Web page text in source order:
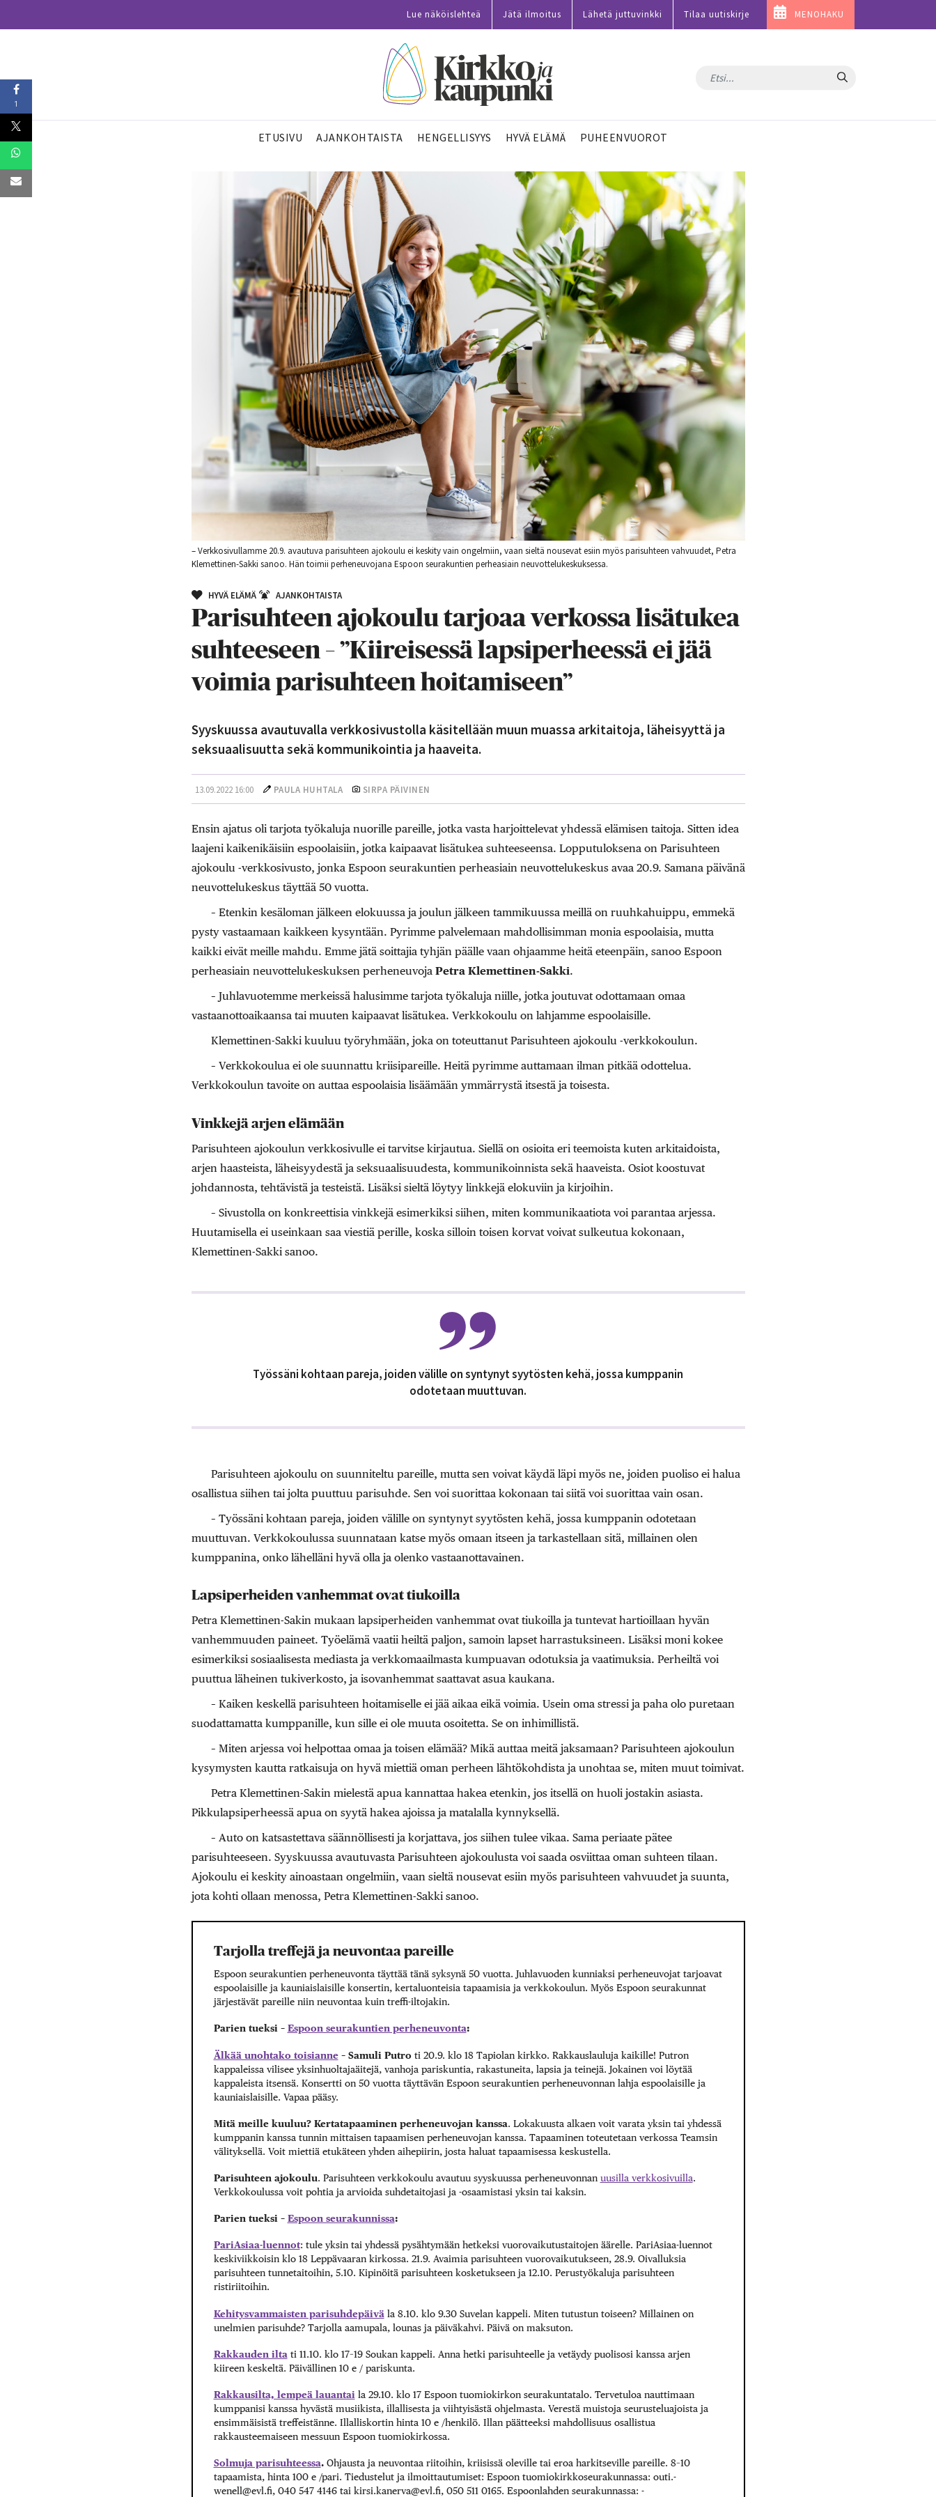
Lue näköislehteä Jätä ilmoitus Lähetä juttuvinkki Tilaa uutiskirje MENOHAKU
Hae
ETUSIVU AJANKOHTAISTA HENGELLISYYS HYVÄ ELÄMÄ PUHEENVUOROT
– Verkkosivullamme 20.9. avautuva parisuhteen ajokoulu ei keskity vain ongelmiin, vaan sieltä nousevat esiin myös parisuhteen vahvuudet, Petra
Klemettinen-Sakki sanoo. Hän toimii perheneuvojana Espoon seurakuntien perheasiain neuvottelukeskuksessa.
HYVÄ ELÄMÄ AJANKOHTAISTA
Pari­suhteen ajo­koulu tarjoaa verkossa lisätukea
suhteeseen – ”Kiireisessä lapsiperheessä ei jää
voimia parisuhteen hoitamiseen”
Syyskuussa avautuvalla verkkosivustolla käsitellään muun muassa arkitaitoja, läheisyyttä ja
seksuaalisuutta sekä kommunikointia ja haaveita.
13.09.2022 16:00 PAULA HUHTALA SIRPA PÄIVINEN
Ensin ajatus oli tarjota työkaluja nuorille pareille, jotka vasta harjoittelevat yhdessä elämisen taitoja. Sitten idea
laajeni kaikenikäisiin espoolaisiin, jotka kaipaavat lisätukea suhteeseensa. Lopputuloksena on Parisuhteen
ajokoulu -verkkosivusto, jonka Espoon seurakuntien perheasiain neuvottelukeskus avaa 20.9. Samana päivänä
neuvottelukeskus täyttää 50 vuotta.
– Etenkin kesäloman jälkeen elokuussa ja joulun jälkeen tammikuussa meillä on ruuhkahuippu, emmekä
pysty vastaamaan kaikkeen kysyntään. Pyrimme palvelemaan mahdollisimman monia espoolaisia, mutta
kaikki eivät meille mahdu. Emme jätä soittajia tyhjän päälle vaan ohjaamme heitä eteenpäin, sanoo Espoon
perheasiain neuvottelukeskuksen perheneuvoja Petra Klemettinen-Sakki.
– Juhlavuotemme merkeissä halusimme tarjota työkaluja niille, jotka joutuvat odottamaan omaa
vastaanottoaikaansa tai muuten kaipaavat lisätukea. Verkkokoulu on lahjamme espoolaisille.
Klemettinen-Sakki kuuluu työryhmään, joka on toteuttanut Parisuhteen ajokoulu -verkkokoulun.
– Verkkokoulua ei ole suunnattu kriisipareille. Heitä pyrimme auttamaan ilman pitkää odottelua.
Verkkokoulun tavoite on auttaa espoolaisia lisäämään ymmärrystä itsestä ja toisesta.
Vinkkejä arjen elämään
Parisuhteen ajokoulun verkkosivulle ei tarvitse kirjautua. Siellä on osioita eri teemoista kuten arkitaidoista,
arjen haasteista, läheisyydestä ja seksuaalisuudesta, kommunikoinnista sekä haaveista. Osiot koostuvat
johdannosta, tehtävistä ja testeistä. Lisäksi sieltä löytyy linkkejä elokuviin ja kirjoihin.
– Sivustolla on konkreettisia vinkkejä esimerkiksi siihen, miten kommunikaatiota voi parantaa arjessa.
Huutamisella ei useinkaan saa viestiä perille, koska silloin toisen korvat voivat sulkeutua kokonaan,
Klemettinen-Sakki sanoo.
Työssäni kohtaan pareja, joiden välille on syntynyt syytösten kehä, jossa kumppanin
odotetaan muuttuvan.
Parisuhteen ajokoulu on suunniteltu pareille, mutta sen voivat käydä läpi myös ne, joiden puoliso ei halua
osallistua siihen tai jolta puuttuu parisuhde. Sen voi suorittaa kokonaan tai siitä voi suorittaa vain osan.
– Työssäni kohtaan pareja, joiden välille on syntynyt syytösten kehä, jossa kumppanin odotetaan
muuttuvan. Verkkokoulussa suunnataan katse myös omaan itseen ja tarkastellaan sitä, millainen olen
kumppanina, onko lähelläni hyvä olla ja olenko vastaanottavainen.
Lapsiperheiden vanhemmat ovat tiukoilla
Petra Klemettinen-Sakin mukaan lapsiperheiden vanhemmat ovat tiukoilla ja tuntevat hartioillaan hyvän
vanhemmuuden paineet. Työelämä vaatii heiltä paljon, samoin lapset harrastuksineen. Lisäksi moni kokee
esimerkiksi sosiaalisesta mediasta ja verkkomaailmasta kumpuavan odotuksia ja vaatimuksia. Perheiltä voi
puuttua läheinen tukiverkosto, ja isovanhemmat saattavat asua kaukana.
– Kaiken keskellä parisuhteen hoitamiselle ei jää aikaa eikä voimia. Usein oma stressi ja paha olo puretaan
suodattamatta kumppanille, kun sille ei ole muuta osoitetta. Se on inhimillistä.
– Miten arjessa voi helpottaa omaa ja toisen elämää? Mikä auttaa meitä jaksamaan? Parisuhteen ajokoulun
kysymysten kautta ratkaisuja on hyvä miettiä oman perheen lähtökohdista ja unohtaa se, miten muut toimivat.
Petra Klemettinen-Sakin mielestä apua kannattaa hakea etenkin, jos itsellä on huoli jostakin asiasta.
Pikkulapsiperheessä apua on syytä hakea ajoissa ja matalalla kynnyksellä.
– Auto on katsastettava säännöllisesti ja korjattava, jos siihen tulee vikaa. Sama peri­aate pätee
parisuhteeseen. Syyskuussa avautuvasta Parisuhteen ajokoulusta voi saada osviittaa oman suhteen tilaan.
Ajokoulu ei keskity ainoastaan ongelmiin, vaan sieltä nousevat esiin myös parisuhteen vahvuudet ja suunta,
jota kohti ollaan menossa, Petra Klemettinen-­Sakki sanoo.
Tarjolla treffejä ja neuvontaa pareille
Espoon seurakuntien perheneuvonta täyttää tänä syksynä 50 vuotta. Juhlavuoden kunniaksi perheneuvojat tarjoavat
espoolaisille ja kauniaislaisille konsertin, kertaluonteisia tapaamisia ja verkkokoulun. Myös Espoon seurakunnat
järjestävät pareille niin neuvontaa kuin treffi-iltojakin.
Parien tueksi – Espoon seurakuntien perheneuvonta:
Älkää unohtako toisianne– ­Samuli ­Putroti 20.9. klo 18 Tapiolan kirkko. Rakkauslauluja kaikille! Putron
kappaleissa vilisee yksinhuoltajaäitejä, vanhoja pariskuntia, rakastuneita, lapsia ja teinejä. Jokainen voi löytää
kappaleista itsensä. Konsertti on 50 vuotta täyttävän Espoon seurakuntien perheneuvonnan lahja espoolaisille ja
kauniaislaisille. Vapaa pääsy.
Mitä meille kuuluu? Kertatapaaminen perheneuvojan kanssa. Lokakuusta alkaen voit varata yksin tai yhdessä
kumppanin kanssa tunnin mittaisen tapaamisen perheneuvojan kanssa. Tapaaminen toteutetaan verkossa Teamsin
välityksellä. Voit miettiä etukäteen yhden aihepiirin, josta haluat tapaamisessa keskustella.
Parisuhteen ajokoulu. Parisuhteen verkkokoulu avautuu syyskuussa perheneuvonnan uusilla verkkosivuilla.
Verkkokoulussa voit pohtia ja arvioida suhdetaitojasi ja -osaamistasi yksin tai kaksin.
Parien tueksi – Espoon seurakunnissa:
PariAsiaa-luennot: tule yksin tai yhdessä pysähtymään hetkeksi vuorovaikutustaitojen äärelle. PariAsiaa-luennot
keskiviikkoisin klo 18 Leppävaaran kirkossa. 21.9. Avaimia parisuhteen vuorovaikutukseen, 28.9. Oivalluksia
parisuhteen tunnetaitoihin, 5.10. Kipinöitä parisuhteen kosketukseen ja 12.10. Perustyökaluja parisuhteen
ristiriitoihin.
Kehitysvammaisten parisuhde­päivä la 8.10. klo 9.30 Suvelan kappeli. Miten tutustun toiseen? Millainen on
unelmien parisuhde? Tarjolla aamupala, lounas ja päiväkahvi. Päivä on maksuton.
Rakkauden ilta ti 11.10. klo 17–19 Soukan kappeli. Anna hetki parisuhteelle ja vetäydy puolisosi kanssa arjen
kiireen keskeltä. Päivällinen 10 e / pariskunta.
Rakkausilta, lempeä lauantai la 29.10. klo 17 Espoon tuomiokirkon seurakuntatalo. Tervetuloa nauttimaan
kumppanisi kanssa hyvästä musiikista, illallisesta ja viihtyisästä ohjelmasta. Verestä muistoja seurusteluajoista ja
ensimmäisistä treffeistänne. Illalliskortin hinta 10 e /henkilö. Illan päätteeksi mahdollisuus osallistua
rakkausteemaiseen messuun Espoon tuomiokirkossa.
Solmuja parisuhteessa.Ohjausta ja neuvontaa riitoihin, kriisissä oleville tai eroa harkitseville pareille. 8–10
tapaamista, hinta 100 e /pari. Tiedustelut ja ilmoittautumiset: Espoon tuomiokirkkoseurakunnassa: ­outi.­
wenell@evl.fi, 040 547 4146 tai ­kirsi.­kanerva@­evl.­fi, 050 511 0165. Espoonlahden seurakunnassa: ­
1